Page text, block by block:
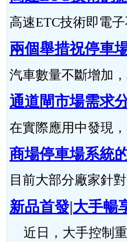
高速ETC技術即電
兩個舉措祝停車
汽車數量不斷增加
通道閘市場需求
在實際應用中發現
商場停車場系統
目前大部分廠家針
新品首發|大手暢
近日，大手控制